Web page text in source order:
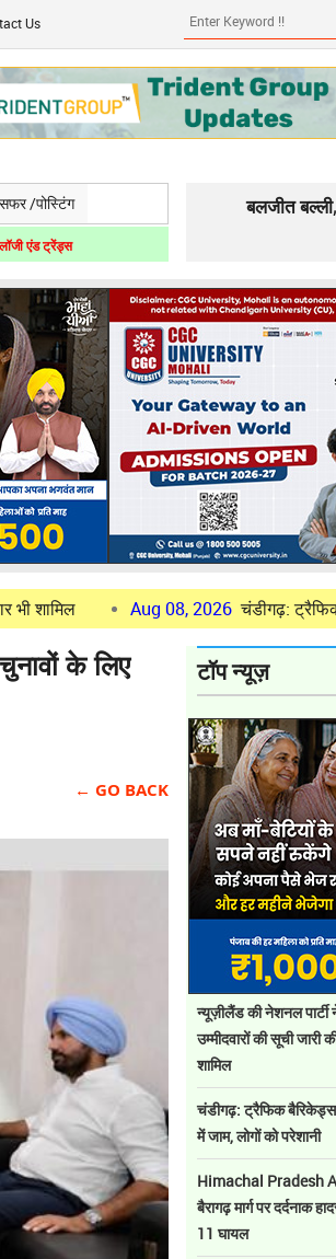
Us
/पोस्टिंग
एंड ट्रेंड्स
बलजीत बल्ली,
Aug 08, 2026 चंडीगढ़: ट्रैफिक बैरिकेड्स और
के लिए
← GO BACK
टॉप न्यूज़
न्यूज़ीलैंड की नेशनल
उम्मीदवारों की सूची जारी
शामिल
चंडीगढ़: ट्रैफिक
में जाम, लोगों को परेशानी
Himachal Pradesh
बैरागढ़ मार्ग पर दर्दनाक
11 घायल